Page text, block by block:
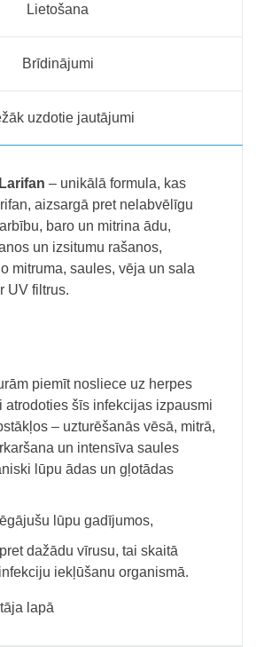
Lietošana
Brīdinājumi
uzdotie jautājumi
– unikālā formula, kas
, aizsargā pret nelabvēlīgu
baro un mitrina ādu,
un izsitumu rašanos,
mitruma, saules, vēja un sala
UV filtrus.
piemīt nosliece uz herpes
atrodoties šīs infekcijas izpausmi
– uzturēšanās vēsā, mitrā,
un intensīva saules
lūpu ādas un gļotādas
lūpu gadījumos,
dažādu vīrusu, tai skaitā
iekļūšanu organismā.
lapā